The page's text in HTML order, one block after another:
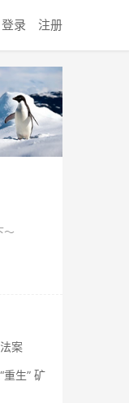
登录 注册
～
案
重生” 矿